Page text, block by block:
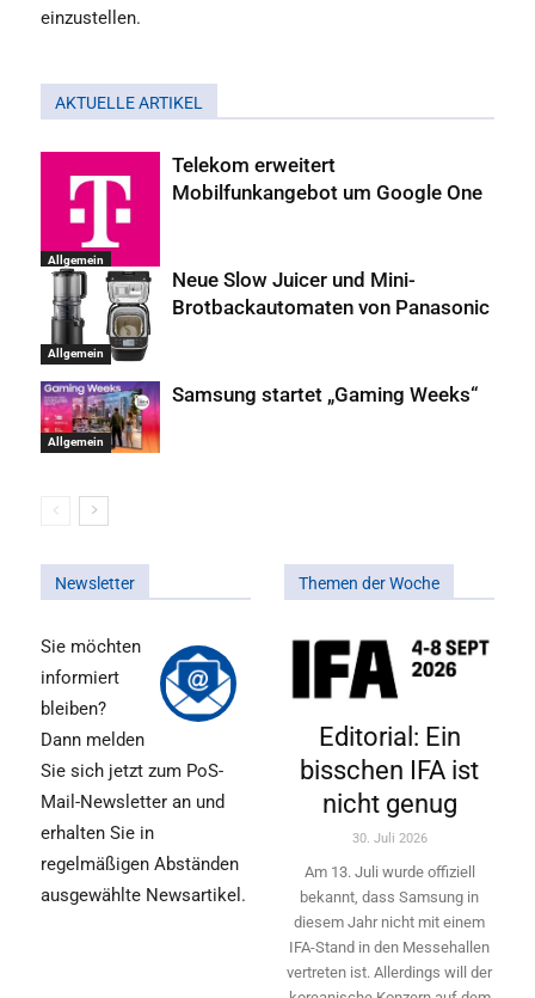
einzustellen.
AKTUELLE ARTIKEL
Allgemein
Telekom erweitert
Mobilfunkangebot um Google One
Allgemein
Neue Slow Juicer und Mini-
Brotbackautomaten von Panasonic
Allgemein
Samsung startet „Gaming Weeks“
Newsletter
Sie möchten
informiert
bleiben?
Dann melden
Sie sich jetzt zum PoS-
Mail-Newsletter an und
erhalten Sie in
regelmäßigen Abständen
ausgewählte Newsartikel.
Themen der Woche
Editorial: Ein
bisschen IFA ist
nicht genug
30. Juli 2026
Am 13. Juli wurde offiziell
bekannt, dass Samsung in
diesem Jahr nicht mit einem
IFA-Stand in den Messehallen
vertreten ist. Allerdings will ­der